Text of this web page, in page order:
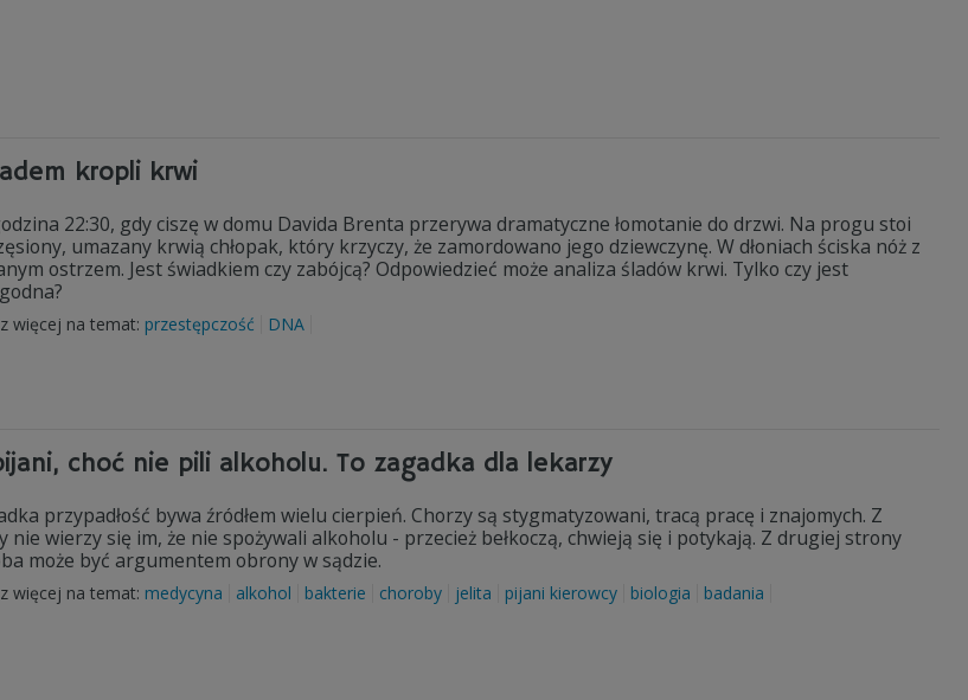
kropli krwi
22:30, gdy ciszę w domu Davida Brenta przerywa dramatyczne łomotanie do drzwi. Na progu stoi
umazany krwią chłopak, który krzyczy, że zamordowano jego dziewczynę. W dłoniach ściska nóż z
ostrzem. Jest świadkiem czy zabójcą? Odpowiedzieć może analiza śladów krwi. Tylko czy jest
więcej na temat: przestępczość DNA
choć nie pili alkoholu. To zagadka dla lekarzy
przypadłość bywa źródłem wielu cierpień. Chorzy są stygmatyzowani, tracą pracę i znajomych. Z
nie wierzy się im, że nie spożywali alkoholu - przecież bełkoczą, chwieją się i potykają. Z drugiej strony
może być argumentem obrony w sądzie.
więcej na temat: medycyna alkohol bakterie choroby jelita pijani kierowcy biologia badania